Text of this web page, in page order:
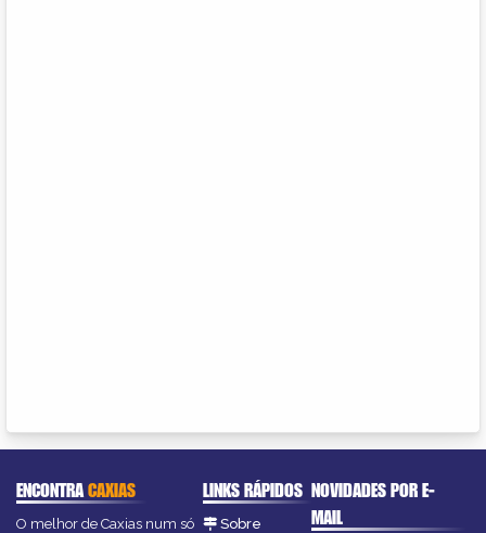
ENCONTRACAXIAS
O melhor de Caxias num só
LINKS RÁPIDOS
Sobre
NOVIDADES POR E-
MAIL